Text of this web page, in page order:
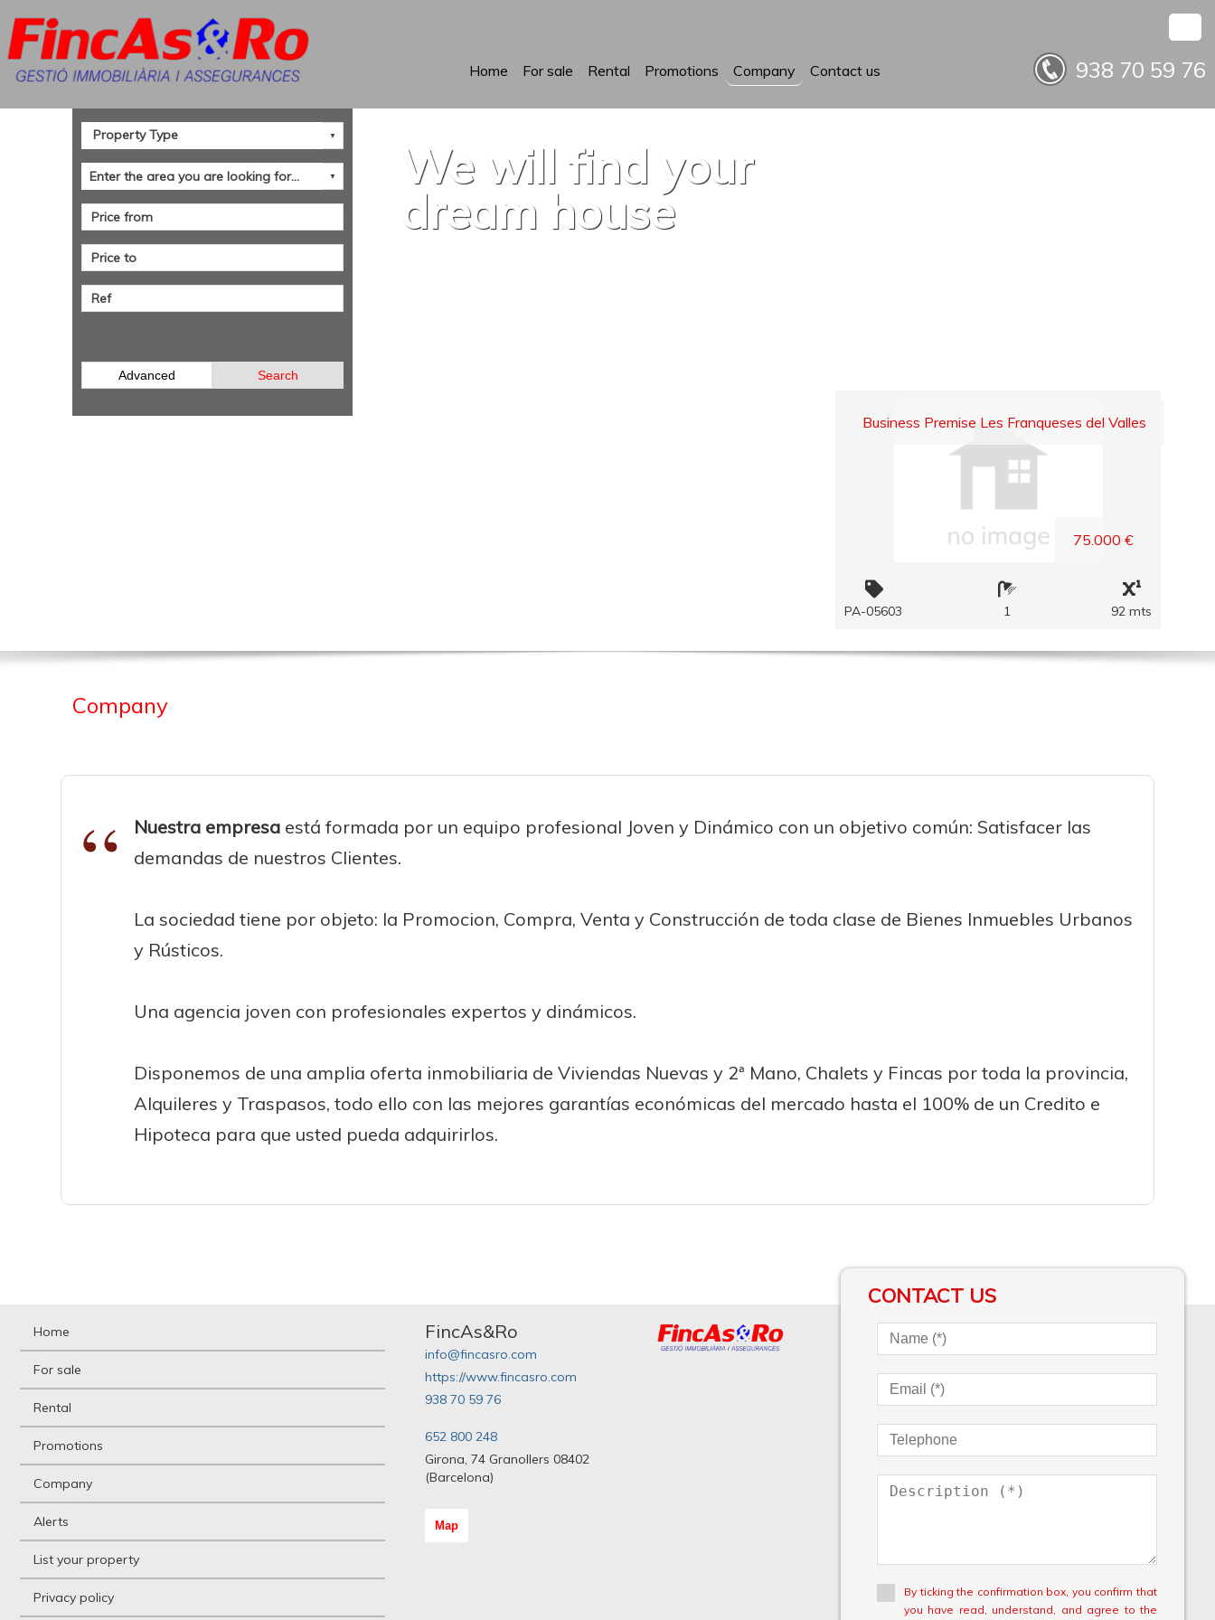
Home For sale Rental Promotions Company Contact us 938 70 59 76
We will find your
dream house
Advanced Search
Business Premise Les Franqueses del Valles
75.000 €
PA-05603 1 92 mts
Company
Nuestra empresa está formada por un equipo profesional Joven y Dinámico con un objetivo común: Satisfacer las
demandas de nuestros Clientes.
La sociedad tiene por objeto: la Promocion, Compra, Venta y Construcción de toda clase de Bienes Inmuebles Urbanos
y Rústicos.
Una agencia joven con profesionales expertos y dinámicos.
Disponemos de una amplia oferta inmobiliaria de Viviendas Nuevas y 2ª Mano, Chalets y Fincas por toda la provincia,
Alquileres y Traspasos, todo ello con las mejores garantías económicas del mercado hasta el 100% de un Credito e
Hipoteca para que usted pueda adquirirlos.
Home
For sale
Rental
Promotions
Company
Alerts
List your property
Privacy policy
FincAs&Ro
info@fincasro.com
https://www.fincasro.com
938 70 59 76
652 800 248
Girona, 74 Granollers 08402
(Barcelona)
Map
CONTACT US
By ticking the confirmation box, you confirm that
you have read, understand, and agree to the